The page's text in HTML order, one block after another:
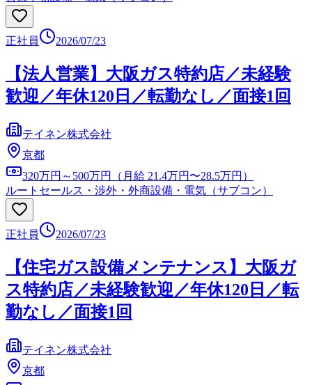
正社員 2026/07/23
【法人営業】大阪ガス特約店／未経験
歓迎／年休120日／転勤なし／面接1回
テイネン株式会社
京都
320万円～500万円（月給 21.4万円〜28.5万円）
ルートセールス・渉外・外商設備・電気（サブコン）
正社員 2026/07/23
【住宅ガス設備メンテナンス】大阪ガ
ス特約店／未経験歓迎／年休120日／転
勤なし／面接1回
テイネン株式会社
京都